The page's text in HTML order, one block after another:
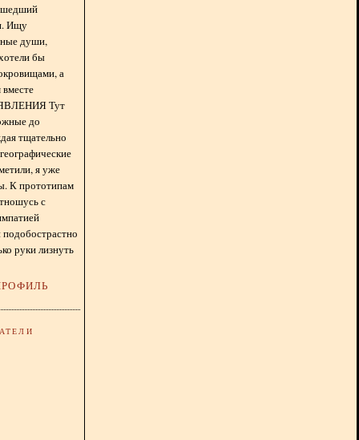
Ищу
души,
бы
а
Тут
до
тщательно
я уже
К прототипам
с
подобострастно
руки лизнуть